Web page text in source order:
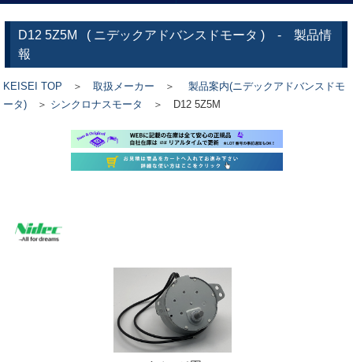
D12 5Z5M ( ニデックアドバンスドモータ ) - 製品情
報
KEISEI TOP ＞取扱メーカー ＞
製品案内(ニデックアドバンスドモ
ータ) ＞ シンクロナスモータ ＞ D12 5Z5M